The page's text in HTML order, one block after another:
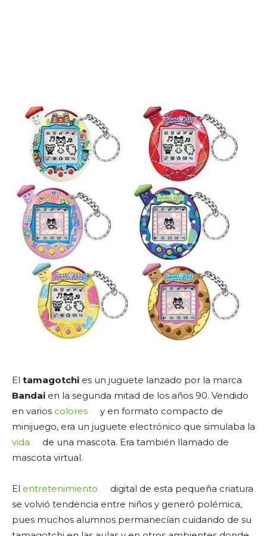
El tamagotchi es un juguete lanzado por la marca
Bandai en la segunda mitad de los años 90. Vendido
en varios colores
y en formato compacto de
minijuego, era un juguete electrónico que simulaba la
vida
de una mascota. Era también llamado de
mascota virtual.
El entretenimiento
digital de esta pequeña criatura
se volvió tendencia entre niños y generó polémica,
pues muchos alumnos permanecían cuidando de su